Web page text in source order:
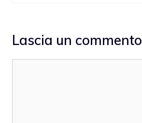
Lascia un commento